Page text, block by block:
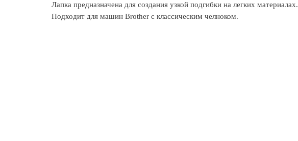
Лапка предназначена для создания узкой подгибки на легких материалах.
Подходит для машин Brother с классическим челноком.